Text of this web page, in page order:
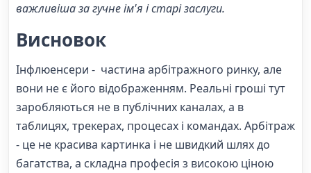
важливіша за гучне ім'я і старі заслуги.
Висновок
Інфлюенсери - частина арбітражного ринку, але
вони не є його відображенням. Реальні гроші тут
заробляються не в публічних каналах, а в
таблицях, трекерах, процесах і командах. Арбітраж
- це не красива картинка і не швидкий шлях до
багатства, а складна професія з високою ціною